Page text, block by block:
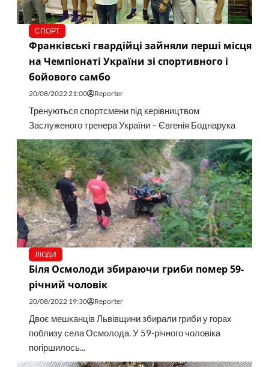
СПОРТ
Франківські гвардійці зайняли перші місця
на Чемпіонаті України зі спортивного і
бойового самбо
20/08/2022 21:00 Reporter
Тренуються спортсмени під керівництвом
Заслуженого тренера України – Євгенія Боднарука
ЛЮДИ
Біля Осмолоди збираючи гриби помер 59-
річний чоловік
20/08/2022 19:30 Reporter
Двоє мешканців Львівщини збирали гриби у горах
поблизу села Осмолода. У 59-річного чоловіка
погіршилось...